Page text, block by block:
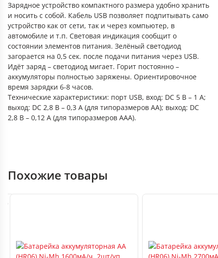
Зарядное устройство компактного размера удобно хранить
и носить с собой. Кабель USB позволяет подпитывать само
устройство как от сети, так и через компьютер, в
автомобиле и т.п. Световая индикация сообщит о
состоянии элементов питания. Зелёный светодиод
загорается на 0,5 сек. после подачи питания через USB.
Идёт заряд – светодиод мигает. Горит постоянно –
аккумуляторы полностью заряжены. Ориентировочное
время зарядки 6-8 часов.
Технические характеристики: порт USB, вход: DC 5 B – 1 А;
выход: DC 2,8 В – 0,3 А (для типоразмеров АА); выход: DC
2,8 В – 0,12 А (для типоразмеров ААA).
Похожие товары